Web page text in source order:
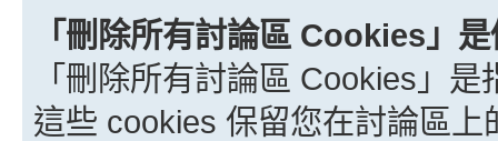
「刪除所有討論區 Cookies」
「刪除所有討論區 Cookies」
這些 cookies 保留您在討論區